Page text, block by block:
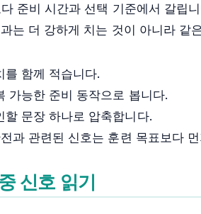
준비 시간과 선택 기준에서 갈립
는 더 강하게 치는 것이 아니라 같
를 함께 적습니다.
가능한 준비 동작으로 봅니다.
문장 하나로 압축합니다.
과 관련된 신호는 훈련 목표보다
신호 읽기